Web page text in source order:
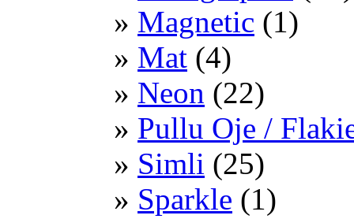
Magnetic (1)
Mat (4)
Neon (22)
Pullu Oje /
Simli (25)
Sparkle (1)